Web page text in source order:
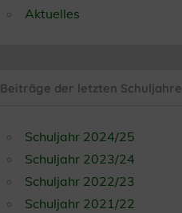
Aktuelles
Beiträge der letzten Schuljahre
Schuljahr 2024/25
Schuljahr 2023/24
Schuljahr 2022/23
Schuljahr 2021/22